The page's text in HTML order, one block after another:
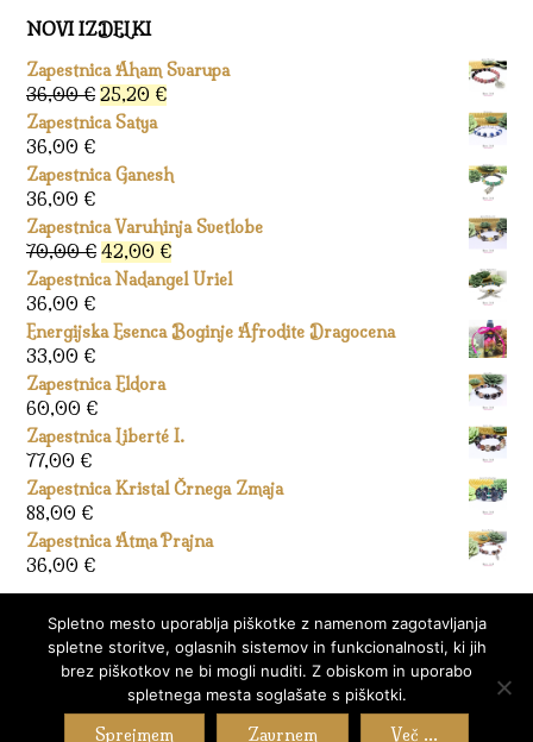
NOVI IZDELKI
Zapestnica Aham Svarupa
36,00€ Izvirna
cena
bila:
25,20 €Trenutna
25,20 €.
Zapestnica Satya
36,00 €
Zapestnica Ganesh
36,00 €
Zapestnica Varuhinja Svetlobe
70,00€ Izvirna
cena
bila:
42,00 €Trenutna
cena
42,00 €.
Zapestnica Nadangel Uriel
36,00 €
Energijska Esenca Boginje Afrodite Dragocena
33,00 €
Zapestnica Eldora
60,00 €
Zapestnica Liberté I.
77,00 €
Zapestnica Kristal Črnega Zmaja
88,00 €
Zapestnica Atma Prajna
36,00 €
Stran izdelalMiha Goričanec
Spletno mesto uporablja piškotke z namenom zagotavljanja
spletne storitve, oglasnih sistemov in funkcionalnosti, ki jih
brez piškotkov ne bi mogli nuditi. Z obiskom in uporabo
spletnega mesta soglašate s piškotki.
Sprejmem Zavrnem Več ...